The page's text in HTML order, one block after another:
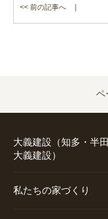
<< 前の記事へ
ペ
大義建設（知多・半
大義建設）
私たちの家づくり